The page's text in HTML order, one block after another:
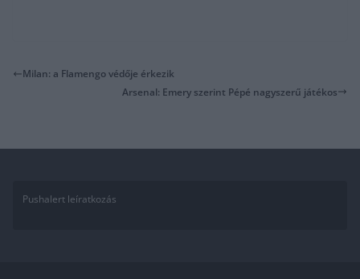
Milan: a Flamengo védője érkezik
Arsenal: Emery szerint Pépé nagyszerű játékos
Pushalert leíratkozás